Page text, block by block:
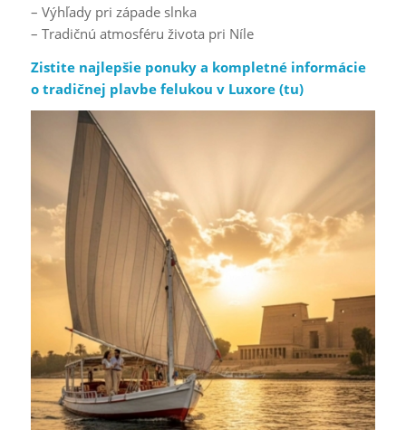
– Výhľady pri západe slnka
– Tradičnú atmosféru života pri Níle
Zistite najlepšie ponuky a kompletné informácie
o tradičnej plavbe felukou v Luxore (tu)